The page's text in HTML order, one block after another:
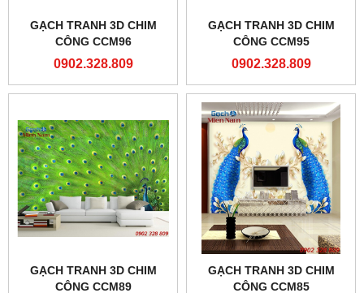
GẠCH TRANH 3D CHIM
CÔNG CCM96
0902.328.809
GẠCH TRANH 3D CHIM
CÔNG CCM95
0902.328.809
GẠCH TRANH 3D CHIM
CÔNG CCM89
GẠCH TRANH 3D CHIM
CÔNG CCM85